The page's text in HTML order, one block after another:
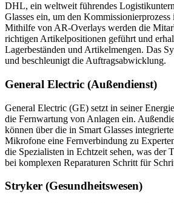
DHL, ein weltweit führendes
Glasses ein, um den
Mithilfe von AR-Overlays werden die
richtigen Artikelpositionen geführt und
Lagerbeständen und Artikelmengen. Das
und beschleunigt die Auftragsabwicklung.
General Electric (Außendienst)
General Electric (GE) setzt in seiner
die Fernwartung von Anlagen ein.
können über die in Smart Glasses
Mikrofone eine Fernverbindung zu
die Spezialisten in Echtzeit sehen, was der
bei komplexen Reparaturen Schritt für
Stryker (Gesundheitswesen)